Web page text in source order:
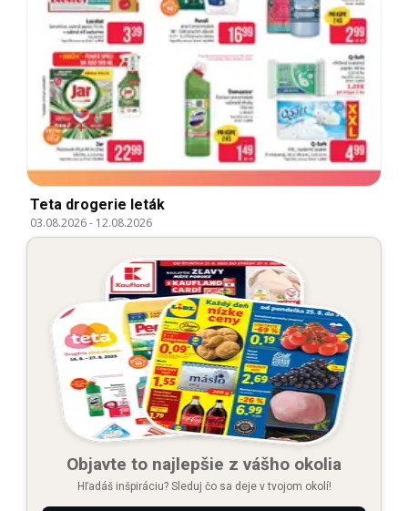
Teta drogerie leták
03.08.2026- 12.08.2026
Objavte to najlepšie z vášho okolia
Hľadáš inšpiráciu? Sleduj čo sa deje v tvojom okolí!